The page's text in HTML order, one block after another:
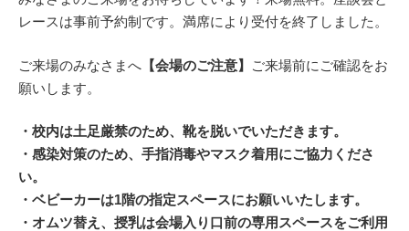
レースは事前予約制です。満席により受付を終了しました。
ご来場のみなさまへ 【会場のご注意】
ご来場前にご確認をお
願いします。
・校内は土足厳禁のため、靴を脱いでいただきます。
・感染対策のため、手指消毒やマスク着用にご協力くださ
い。
・ベビーカーは1階の指定スペースにお願いいたします。
・オムツ替え、授乳は会場入り口前の専用スペースをご利用